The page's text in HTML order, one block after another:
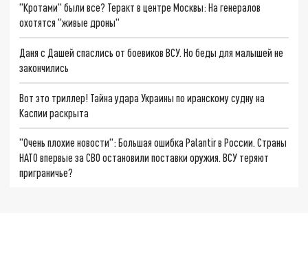
"Кротами" были все? Теракт в центре Москвы: На генералов
охотятся "живые дроны"
Даня с Дашей спаслись от боевиков ВСУ. Но беды для малышей не
закончились
Вот это триллер! Тайна удара Украины по иранскому судну на
Каспии раскрыта
"Очень плохие новости": Большая ошибка Palantir в России. Страны
НАТО впервые за СВО остановили поставки оружия. ВСУ теряют
приграничье?